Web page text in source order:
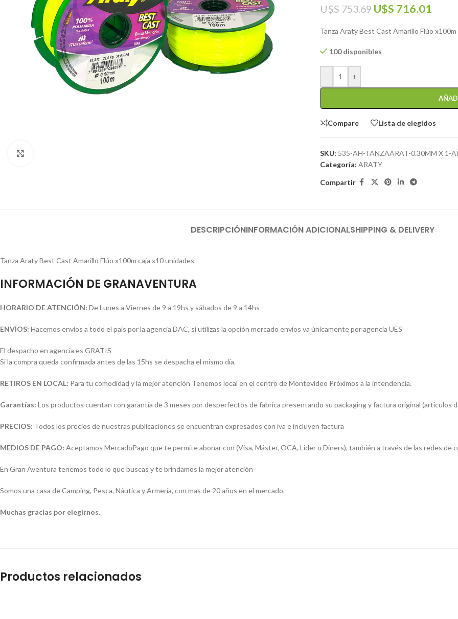
U$S753.69 U$S 716.01
Tanza Araty Best Cast Amarillo Flúo
100 disponibles
- +
Compare Lista de elegidos
SKU: 535-AH-TANZAARAT-0.30MM X 1-
Categoría: ARATY
Compartir
DESCRIPCIÓNINFORMACIÓN ADICIONALSHIPPING & DELIVERY
Tanza Araty Best Cast Amarillo Flúo x100m caja x10 unidades
INFORMACIÓN DE GRANAVENTURA
HORARIO DE ATENCIÓN: De Lunes a Viernes de 9 a 19hs y sábados de 9 a 14hs
ENVÍOS: Hacemos envíos a todo el país por la agencia DAC, si utilizas la opción mercado envíos va únicamente por agencia UES
El despacho en agencia es GRATIS
Si la compra queda confirmada antes de las 15hs se despacha el mismo día.
RETIROS EN LOCAL: Para tu comodidad y la mejor atención Tenemos local en el centro de Montevideo Próximos a la intendencia.
Garantías: Los productos cuentan con garantía de 3 meses por desperfectos de fabrica presentando su packaging y factura original (artículos
PRECIOS: Todos los precios de nuestras publicaciones se encuentran expresados con iva e incluyen factura
MEDIOS DE PAGO: Aceptamos MercadoPago que te permite abonar con (Visa, Máster, OCA, Lider o Diners), también a través de las redes de
En Gran Aventura tenemos todo lo que buscas y te brindamos la mejor atención
Somos una casa de Camping, Pesca, Náutica y Armería, con mas de 20 años en el mercado.
Muchas gracias por elegirnos.
Productos relacionados